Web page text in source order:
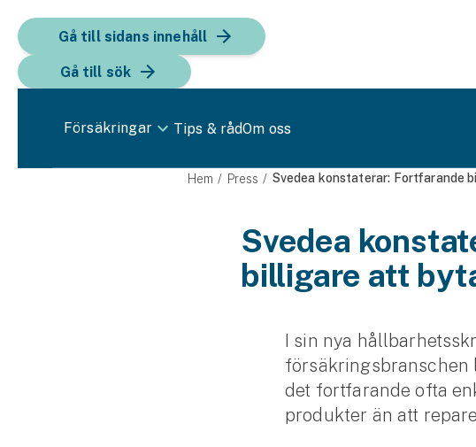
Gå till sidans innehåll
Gå till sök
Försäkringar Tips & rådOm oss
Hem Press Svedea konstaterar: Fortfarande
Svedea
billigare att
I sin nya
försäkringsbranschen
det fortfarande ofta
produkter än att